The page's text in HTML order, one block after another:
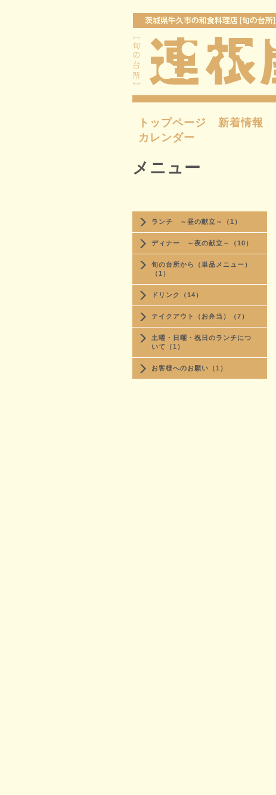
トップページ 新着情報
カレンダー
ランチ ～昼の献立～（1）
ディナー ～夜の献立～（10）
旬の台所から（単品メニュー）
（1）
ドリンク（14）
テイクアウト（お弁当）（7）
土曜・日曜・祝日のランチにつ
いて（1）
お客様へのお願い（1）
メニュー